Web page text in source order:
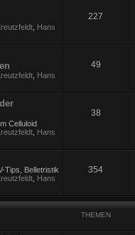
Hans
227
Hans
49
Celluloid
Hans
38
Tips, Belletristik
Hans
354
THEMEN